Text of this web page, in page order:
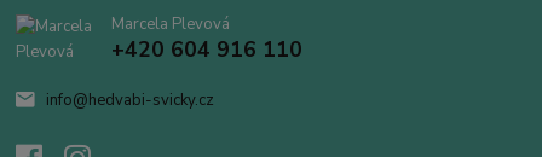
Marcela Plevová
+420 604 916 110
info@hedvabi-svicky.cz